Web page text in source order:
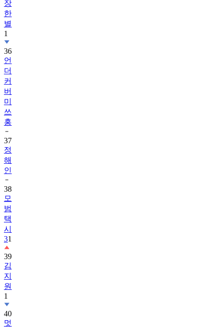
장
한
별
1
36
언
더
커
버
미
쓰
홍
37
정
해
인
38
모
범
택
시
31
39
김
지
원
1
40
멋